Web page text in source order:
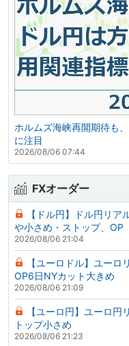
ホルムズ海峡再開期待も
に注目
2026/08/06 07:44
FXオーダー
【ドル円】ドル円リ
や小さめ・ストップ、OP
2026/08/06 21:04
【ユーロドル】ユー
OP6日NYカット大きめ
2026/08/06 21:09
【ユーロ円】ユーロ
トップ小さめ
2026/08/06 21:23